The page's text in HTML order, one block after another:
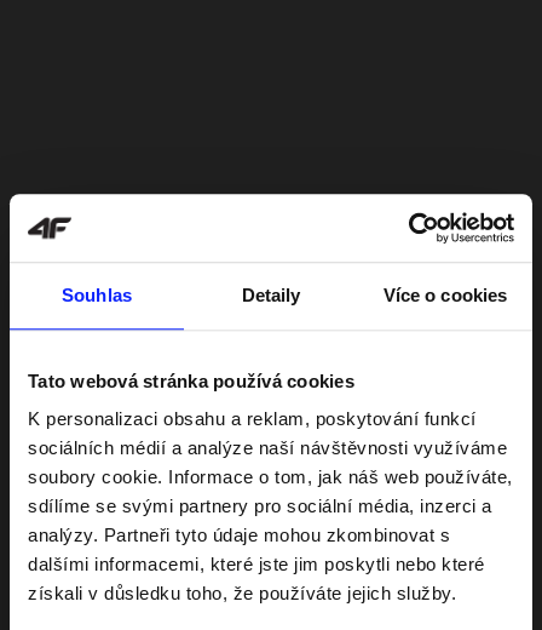
Souhlas Detaily Více o cookies
Tato webová stránka používá cookies
K personalizaci obsahu a reklam, poskytování funkcí
sociálních médií a analýze naší návštěvnosti využíváme
soubory cookie. Informace o tom, jak náš web používáte,
sdílíme se svými partnery pro sociální média, inzerci a
analýzy. Partneři tyto údaje mohou zkombinovat s
dalšími informacemi, které jste jim poskytli nebo které
získali v důsledku toho, že používáte jejich služby.